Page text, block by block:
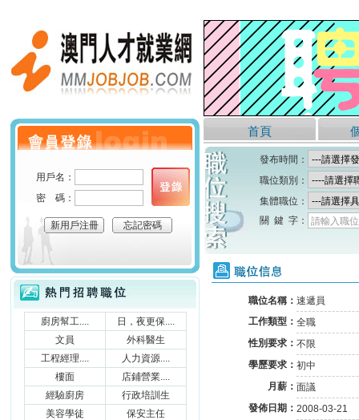
首頁
發布時間：
職位類別：
集體職位：
關 鍵 字：
請輸入職
職位信息
職位名稱： 速遞員
工作類型： 全職
性別要求： 不限
學歷要求： 初中
月薪： 面議
發佈日期： 2008-03-21
個人會員登錄
用戶名：
密 碼：
新用戶注冊 忘記密碼
熱門招聘職位
廚房幫工....
日，夜更保....
文員
外科醫生
工程經理....
人力資源....
樓面
店鋪營業....
經驗廚房
行政培訓生
美容學徒
保安主任